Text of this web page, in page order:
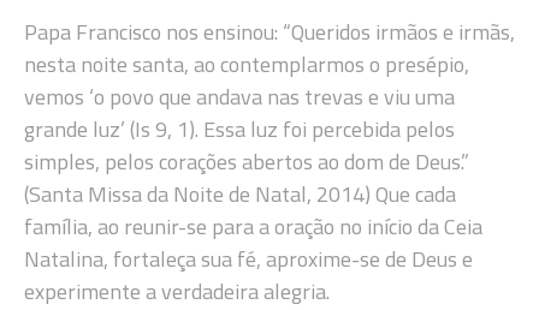
Papa Francisco nos ensinou: “Queridos irmãos e irmãs,
nesta noite santa, ao contemplarmos o presépio,
vemos ‘o povo que andava nas trevas e viu uma
grande luz’ (Is 9, 1). Essa luz foi percebida pelos
simples, pelos corações abertos ao dom de Deus.”
(Santa Missa da Noite de Natal, 2014) Que cada
família, ao reunir-se para a oração no início da Ceia
Natalina, fortaleça sua fé, aproxime-se de Deus e
experimente a verdadeira alegria.